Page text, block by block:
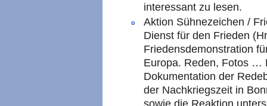
interessant zu lesen.
Aktion Sühnezeichen /
Dienst für den Frieden
Friedensdemonstration
Europa. Reden, Fotos …
Dokumentation der
der Nachkriegszeit in
sowie die Reaktion